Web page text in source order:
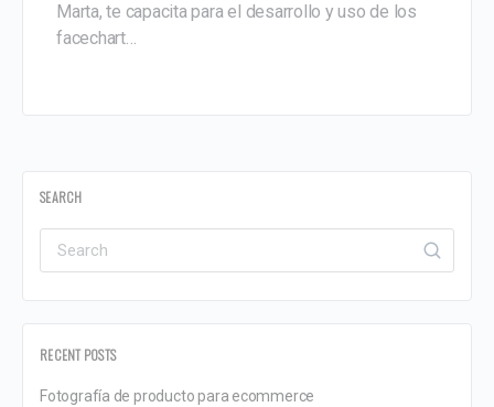
Marta, te capacita para el desarrollo y uso de los
facechart…
SEARCH
RECENT POSTS
Fotografía de producto para ecommerce